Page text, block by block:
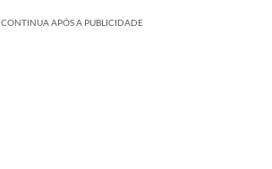
CONTINUA APÓS A PUBLICIDADE